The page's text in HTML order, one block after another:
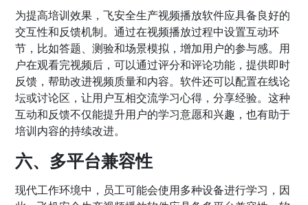
为提高培训效果，飞安全生产视频播放软件应具备良好的
交互性和反馈机制。通过在视频播放过程中设置互动环
节，比如答题、测验和场景模拟，增加用户的参与感。用
户在观看完视频后，可以通过评分和评论功能，提供即时
反馈，帮助改进视频质量和内容。软件还可以配置在线论
坛或讨论区，让用户互相交流学习心得，分享经验。这种
互动和反馈不仅能提升用户的学习意愿和兴趣，也有助于
培训内容的持续改进。
六、多平台兼容性
现代工作环境中，员工可能会使用多种设备进行学习，因